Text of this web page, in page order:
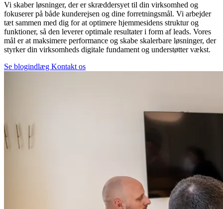
Vi skaber løsninger, der er skræddersyet til din virksomhed og
fokuserer på både kunderejsen og dine forretningsmål. Vi arbejder
tæt sammen med dig for at optimere hjemmesidens struktur og
funktioner, så den leverer optimale resultater i form af leads. Vores
mål er at maksimere performance og skabe skalerbare løsninger, der
styrker din virksomheds digitale fundament og understøtter vækst.
Se blogindlæg Kontakt os